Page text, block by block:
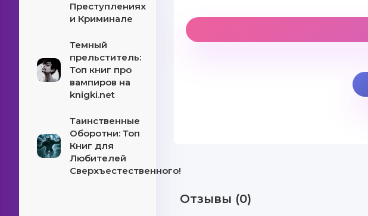
Преступлениях
и Криминале
Темный
прельститель:
Топ книг про
вампиров на
knigki.net
Таинственные
Оборотни: Топ
Книг для
Любителей
Сверхъестественного!
Отзывы (0)